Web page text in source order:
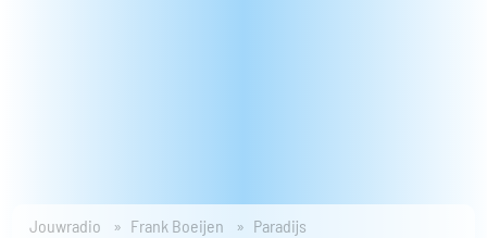
Jouwradio Frank Boeijen Paradijs